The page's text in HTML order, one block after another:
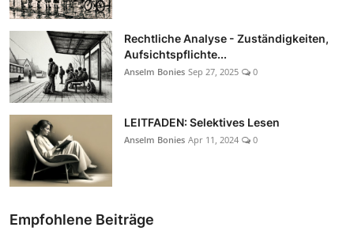
Rechtliche Analyse - Zuständigkeiten,
Aufsichtspflichte...
Anselm Bonies Sep 27, 2025 0
LEITFADEN: Selektives Lesen
Anselm Bonies Apr 11, 2024 0
Empfohlene Beiträge